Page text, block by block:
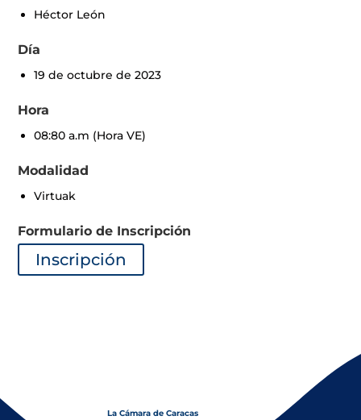
Héctor León
Día
19 de octubre de 2023
Hora
08:80 a.m (Hora VE)
Modalidad
Virtuak
Formulario de Inscripción
Inscripción
La Cámara de Caracas